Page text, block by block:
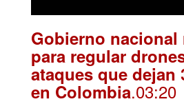
Gobierno nacional
para regular
ataques que dejan
en Colombia.03:20